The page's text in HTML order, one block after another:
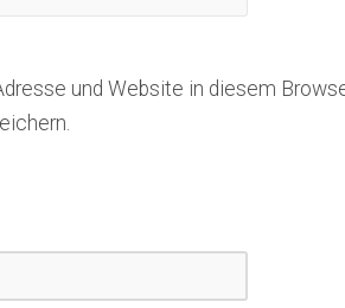
und Website in diesem